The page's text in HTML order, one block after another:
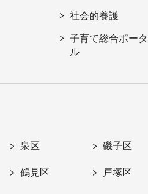
社会的養護
子育て総合ポータ
ル
泉区 磯子区
鶴見区 戸塚区